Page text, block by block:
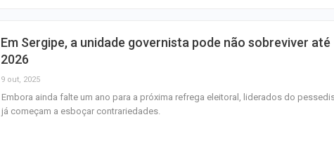
Em Sergipe, a unidade governista pode não sobreviver até
2026
9 out, 2025
Embora ainda falte um ano para a próxima refrega eleitoral, liderados do
já começam a esboçar contrariedades.